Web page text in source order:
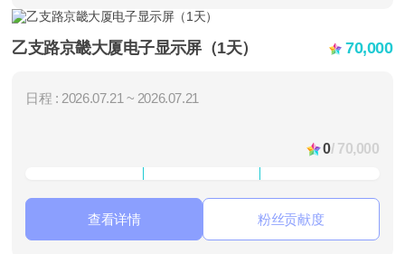
乙支路京畿大厦电子显示屏（1天） 70,000
日程 : 2026.07.21 ~ 2026.07.21
0/ 70,000
查看详情 粉丝贡献度